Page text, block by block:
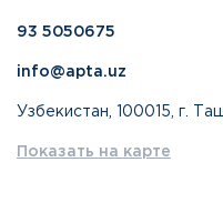
93 5050675
info@apta.uz
Узбекистан, 100015, г.
Показать на карте